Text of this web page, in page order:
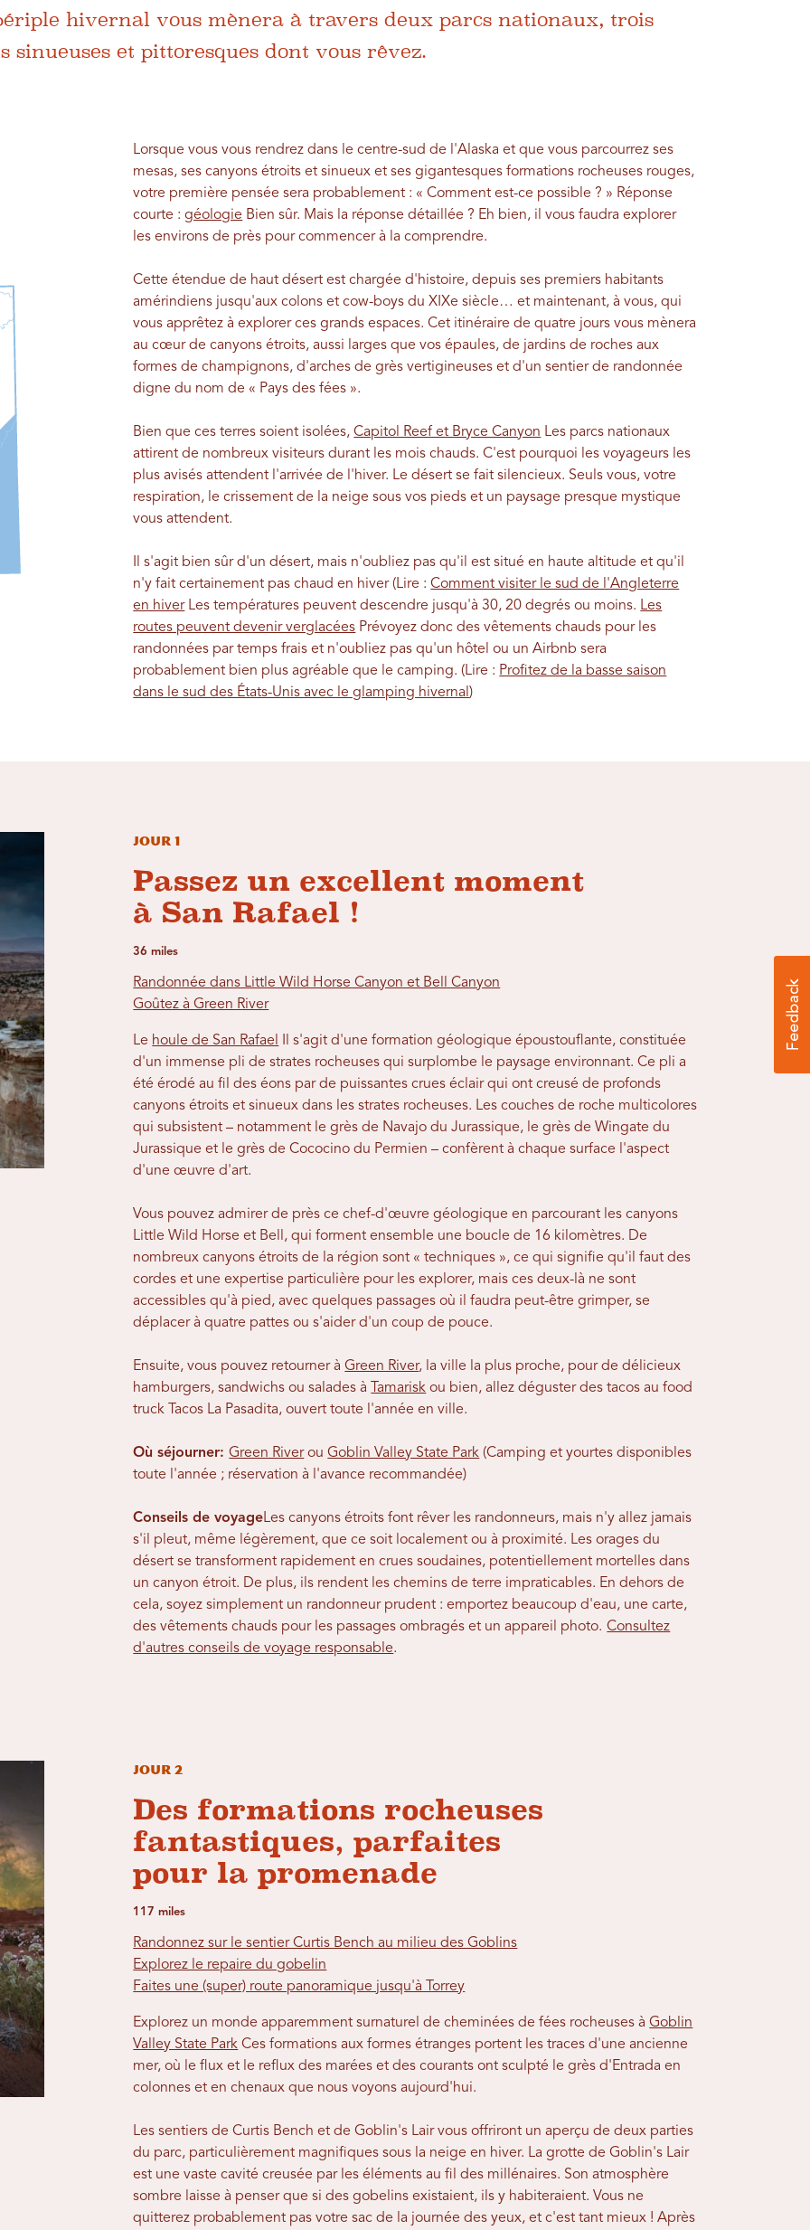
hivernal vous mènera à travers deux parcs nationaux, trois
sinueuses et pittoresques dont vous rêvez.
Lorsque vous vous rendrez dans le centre-sud de l'Alaska et que vous parcourrez ses
mesas, ses canyons étroits et sinueux et ses gigantesques formations rocheuses rouges,
votre première pensée sera probablement : « Comment est-ce possible ? » Réponse
courte :géologie Bien sûr. Mais la réponse détaillée ? Eh bien, il vous faudra explorer
les environs de près pour commencer à la comprendre.
Cette étendue de haut désert est chargée d'histoire, depuis ses premiers habitants
amérindiens jusqu'aux colons et cow-boys du XIXe siècle… et maintenant, à vous, qui
vous apprêtez à explorer ces grands espaces. Cet itinéraire de quatre jours vous mènera
au cœur de canyons étroits, aussi larges que vos épaules, de jardins de roches aux
formes de champignons, d'arches de grès vertigineuses et d'un sentier de randonnée
digne du nom de « Pays des fées ».
Bien que ces terres soient isolées,Capitol Reef et Bryce Canyon Les parcs nationaux
attirent de nombreux visiteurs durant les mois chauds. C'est pourquoi les voyageurs les
plus avisés attendent l'arrivée de l'hiver. Le désert se fait silencieux. Seuls vous, votre
respiration, le crissement de la neige sous vos pieds et un paysage presque mystique
vous attendent.
Il s'agit bien sûr d'un désert, mais n'oubliez pas qu'il est situé en haute altitude et qu'il
n'y fait certainement pas chaud en hiver (Lire :Comment visiter le sud de l'Angleterre
en hiverLes températures peuvent descendre jusqu'à 30, 20 degrés ou moins. Les
routes peuvent devenir verglacées Prévoyez donc des vêtements chauds pour les
randonnées par temps frais et n'oubliez pas qu'un hôtel ou un Airbnb sera
probablement bien plus agréable que le camping. (Lire : Profitez de la basse saison
dans le sud des États-Unis avec le glamping hivernal )
Jour 1
Passez un excellent moment
à San Rafael !
36 miles
Randonnée dans Little Wild Horse Canyon et Bell Canyon
Goûtez à Green River
Le houle de San Rafael
Il s'agit d'une formation géologique époustouflante, constituée
d'un immense pli de strates rocheuses qui surplombe le paysage environnant. Ce pli a
été érodé au fil des éons par de puissantes crues éclair qui ont creusé de profonds
canyons étroits et sinueux dans les strates rocheuses. Les couches de roche multicolores
qui subsistent – ​​notamment le grès de Navajo du Jurassique, le grès de Wingate du
Jurassique et le grès de Cococino du Permien – confèrent à chaque surface l'aspect
d'une œuvre d'art.
Vous pouvez admirer de près ce chef-d'œuvre géologique en parcourant les canyons
Little Wild Horse et Bell, qui forment ensemble une boucle de 16 kilomètres. De
nombreux canyons étroits de la région sont « techniques », ce qui signifie qu'il faut des
cordes et une expertise particulière pour les explorer, mais ces deux-là ne sont
accessibles qu'à pied, avec quelques passages où il faudra peut-être grimper, se
déplacer à quatre pattes ou s'aider d'un coup de pouce.
Ensuite, vous pouvez retourner àGreen River, la ville la plus proche, pour de délicieux
hamburgers, sandwichs ou salades à
Tamarisk ou bien, allez déguster des tacos au food
truck Tacos La Pasadita, ouvert toute l'année en ville.
Où séjourner:Green RiverouGoblin Valley State Park (Camping et yourtes disponibles
toute l'année ; réservation à l'avance recommandée)
Conseils de voyageLes canyons étroits font rêver les randonneurs, mais n'y allez jamais
s'il pleut, même légèrement, que ce soit localement ou à proximité. Les orages du
désert se transforment rapidement en crues soudaines, potentiellement mortelles dans
un canyon étroit. De plus, ils rendent les chemins de terre impraticables. En dehors de
cela, soyez simplement un randonneur prudent : emportez beaucoup d'eau, une carte,
des vêtements chauds pour les passages ombragés et un appareil photo. Consultez
d'autres conseils de voyage responsable.
Jour 2
Des formations rocheuses
fantastiques, parfaites
pour la promenade
117 miles
Randonnez sur le sentier Curtis Bench au milieu des Goblins
Explorez le repaire du gobelin
Faites une (super) route panoramique jusqu'à Torrey
Explorez un monde apparemment surnaturel de cheminées de fées rocheuses àGoblin
Valley State Park Ces formations aux formes étranges portent les traces d'une ancienne
mer, où le flux et le reflux des marées et des courants ont sculpté le grès d'Entrada en
colonnes et en chenaux que nous voyons aujourd'hui.
Les sentiers de Curtis Bench et de Goblin's Lair vous offriront un aperçu de deux parties
du parc, particulièrement magnifiques sous la neige en hiver. La grotte de Goblin's Lair
est une vaste cavité creusée par les éléments au fil des millénaires. Son atmosphère
sombre laisse à penser que si des gobelins existaient, ils y habiteraient. Vous ne
quitterez probablement pas votre sac de la journée des yeux, et c'est tant mieux ! Après